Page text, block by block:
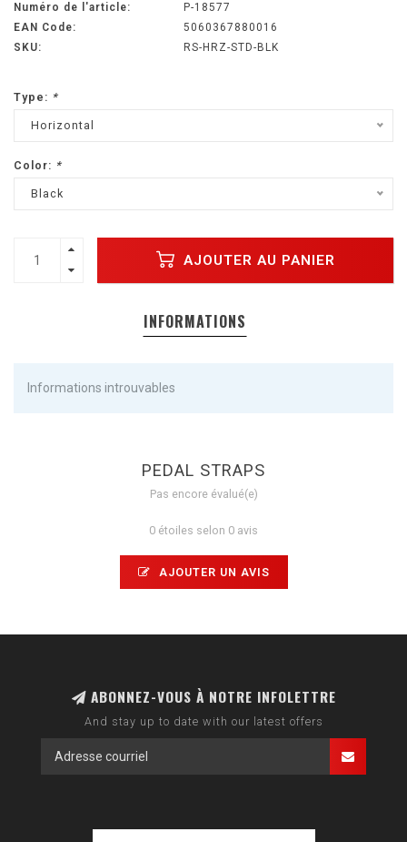
Numéro de l'article:
P-18577
EAN Code:
5060367880016
SKU:
RS-HRZ-STD-BLK
Type: *
Horizontal
Color: *
Black
AJOUTER AU PANIER
INFORMATIONS
Informations introuvables
PEDAL STRAPS
Pas encore évalué(e)
0 étoiles selon 0 avis
AJOUTER UN AVIS
ABONNEZ-VOUS À NOTRE INFOLETTRE
And stay up to date with our latest offers